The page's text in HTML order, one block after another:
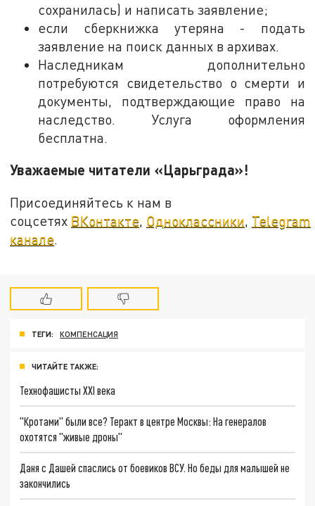
сохранилась) и написать заявление;
если сберкнижка утеряна - подать
заявление на поиск данных в архивах.
Наследникам дополнительно
потребуются свидетельство о смерти и
документы, подтверждающие право на
наследство. Услуга оформления
бесплатна.
Уважаемые читатели «Царьграда»!
Присоединяйтесь к нам в
соцсетях ВКонтакте, Одноклассники, Telegram
канале.
ТЕГИ: КОМПЕНСАЦИЯ
ЧИТАЙТЕ ТАКЖЕ:
Технофашисты XXI века
"Кротами" были все? Теракт в центре Москвы: На генералов
охотятся "живые дроны"
Даня с Дашей спаслись от боевиков ВСУ. Но беды для малышей не
закончились